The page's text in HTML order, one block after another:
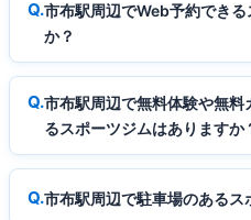
市布駅周辺でWeb予約でき
か？
市布駅周辺で無料体験や無
るスポーツジムはありますか
市布駅周辺で駐車場のあるス